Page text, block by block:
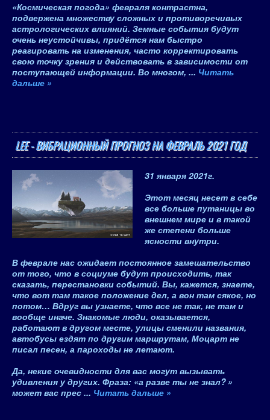
«Космическая погода» февраля контрастна,
подвержена множеству сложных и противоречивых
астрологических влияний. Земные события будут
очень неустойчивы, придётся нам быстро
реагировать на изменения, часто корректировать
свою точку зрения и действовать в зависимости от
поступающей информации. Во многом, ... Читать
дальше »
LEE - ВИБРАЦИОННЫЙ ПРОГНОЗ НА ФЕВРАЛЬ 2021 ГОД
31 января 2021г.
Этот месяц несет в себе
все больше путаницы во
внешнем мире и в такой
же степени больше
ясности внутри.
В феврале нас ожидает постоянное замешательство
от того, что в социуме будут происходить, так
сказать, перестановки событий. Вы, кажется, знаете,
что вот там такое положение дел, а вон там сякое, но
потом… Вдруг вы узнаете, что все не так, не там и
вообще иначе. Знакомые люди, оказывается,
работают в другом месте, улицы сменили названия,
автобусы ездят по другим маршрутам, Моцарт не
писал песен, а пароходы не летают.
Да, некие очевидности для вас могут вызывать
удивления у других. Фраза: «а разве ты не знал? »
может вас прес ... Читать дальше »